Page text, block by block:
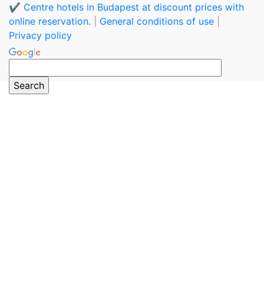
✔️ Centre hotels in Budapest at discount prices with
online reservation.
General conditions of use
Privacy policy